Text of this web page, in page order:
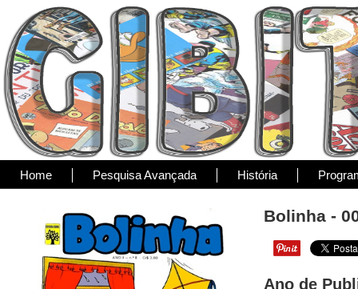
Home Pesquisa Avançada História
Bolinha -
Ano de